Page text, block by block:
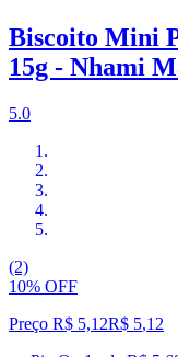
Biscoito Mini
15g - Nhami
5.0
(2)
10% OFF
Preço R$ 5,12R$ 5,12